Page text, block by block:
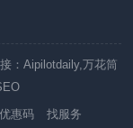
：Aipilotdaily,万花筒
惠码 找服务